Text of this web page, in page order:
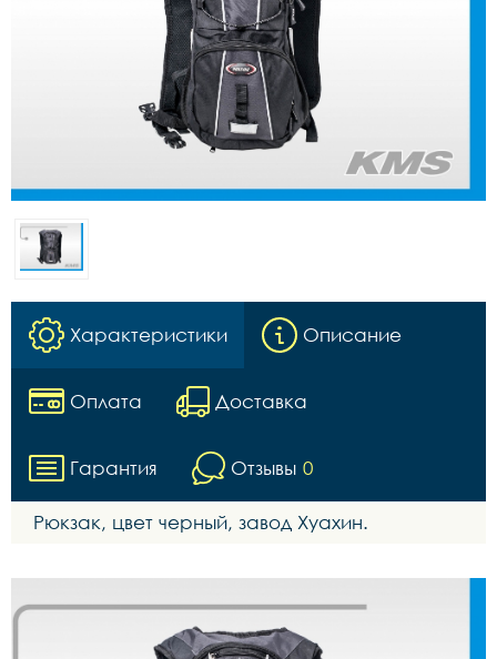
Характеристики Описание
Оплата Доставка
Гарантия Отзывы 0
Рюкзак, цвет черный, завод Хуахин.